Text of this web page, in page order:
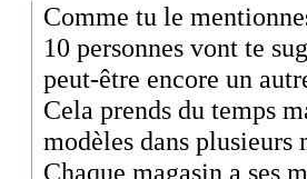
Comme tu le
10 personnes vont te
peut-être encore un
Cela prends du temps
modèles dans plusieurs
Chaque magasin a ses